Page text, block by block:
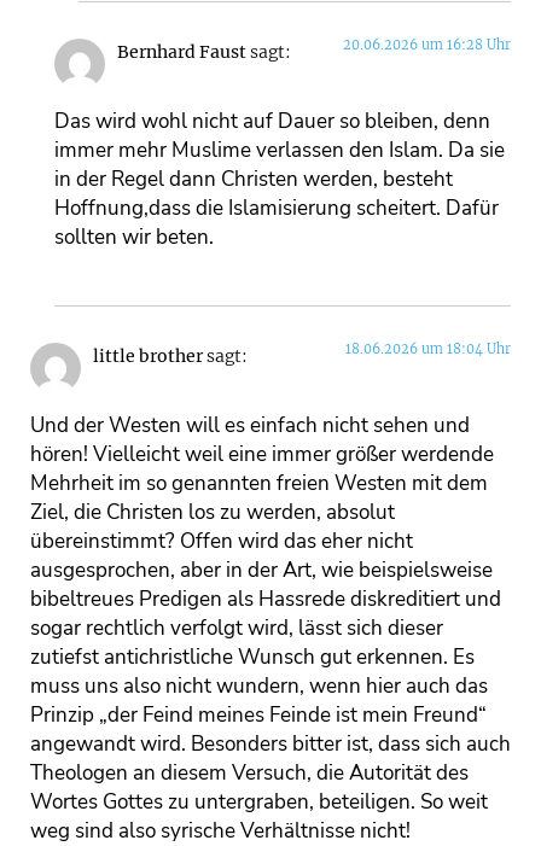
Bernhard Faustsagt: 20.06.2026 um 16:28 Uhr
Das wird wohl nicht auf Dauer so bleiben, denn
immer mehr Muslime verlassen den Islam. Da sie
in der Regel dann Christen werden, besteht
Hoffnung,dass die Islamisierung scheitert. Dafür
sollten wir beten.
little brothersagt: 18.06.2026 um 18:04 Uhr
Und der Westen will es einfach nicht sehen und
hören! Vielleicht weil eine immer größer werdende
Mehrheit im so genannten freien Westen mit dem
Ziel, die Christen los zu werden, absolut
übereinstimmt? Offen wird das eher nicht
ausgesprochen, aber in der Art, wie beispielsweise
bibeltreues Predigen als Hassrede diskreditiert und
sogar rechtlich verfolgt wird, lässt sich dieser
zutiefst antichristliche Wunsch gut erkennen. Es
muss uns also nicht wundern, wenn hier auch das
Prinzip „der Feind meines Feinde ist mein Freund“
angewandt wird. Besonders bitter ist, dass sich auch
Theologen an diesem Versuch, die Autorität des
Wortes Gottes zu untergraben, beteiligen. So weit
weg sind also syrische Verhältnisse nicht!